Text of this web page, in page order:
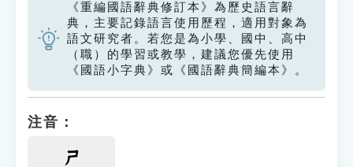
《重編國語辭典修訂本》為歷史語言辭
典，主要記錄語言使用歷程，適用對象為
語文研究者。若您是為小學、國中、高中
（職）的學習或教學，建議您優先使用
《國語小字典》或《國語辭典簡編本》。
注音：
ㄕ